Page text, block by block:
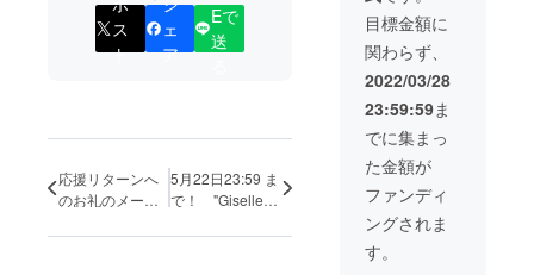
ス
ト
ェ
ア
Eで
送
応援リターンへ
のお礼のメール
だきました！
5月22日23:59 ま
で！ "Giselle"
と3日！！！！！
が、動
画サイ
トの都
合によ
り多少
予定よ
り変わ
ること
があり
ます。
ご了承
くださ
にこだ
わりま
した。
ブラン
が服の
外につ
ます
が、こ
踊って
ンパ
フォー
マンス
"Giselle
ト ④
シース
ルー
トップ
ス １点
◯シー
スルー
映像リ
ンク、
The
AMOブ
ランド
ステッ
カー３
枚セッ
ト、そ
して直
筆のお
礼のお
画の最
後に大
きく会
社名も
しくは
お名前
の表
記、
"Giselle
"の撮影
の裏側
動画と
目標金額に
関わらず、
2022/03/28
23:59:59ま
でに集まっ
た金額が
ファンディ
ングされま
す。